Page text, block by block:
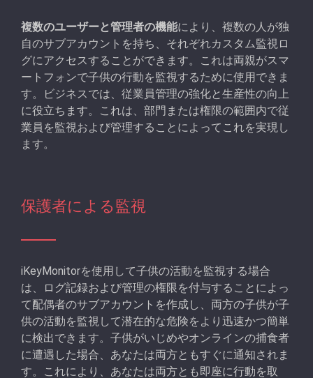
複数のユーザーと管理者の機能により、複数の人が独
自のサブアカウントを持ち、それぞれカスタム監視ロ
グにアクセスすることができます。これは両親がスマ
ートフォンで子供の行動を監視するために使用できま
す。ビジネスでは、従業員管理の強化と生産性の向上
に役立ちます。これは、部門または権限の範囲内で従
業員を監視および管理することによってこれを実現し
ます。
保護者による監視
iKeyMonitorを使用して子供の活動を監視する場合
は、ログ記録および管理の権限を付与することによっ
て配偶者のサブアカウントを作成し、両方の子供が子
供の活動を監視して潜在的な危険をより迅速かつ簡単
に検出できます。子供がいじめやオンラインの捕食者
に遭遇した場合、あなたは両方ともすぐに通知されま
す。これにより、あなたは両方とも即座に行動を取